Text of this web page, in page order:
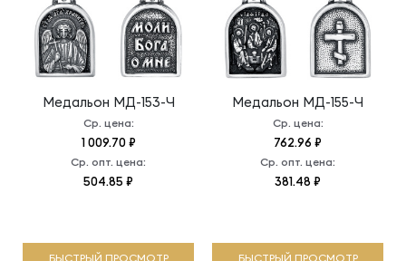
Медальон МД-153-Ч
Ср. цена:
1 009.70 ₽
Ср. опт. цена:
504.85 ₽
БЫСТРЫЙ ПРОСМОТР
Медальон МД-155-Ч
Ср. цена:
762.96 ₽
Ср. опт. цена:
381.48 ₽
БЫСТРЫЙ ПРОСМОТР